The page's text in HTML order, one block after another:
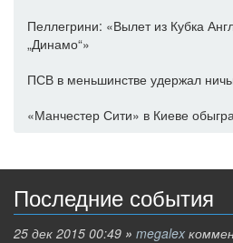
Пеллегрини: «Вылет из Кубка
„Динамо“»
ПСВ в меньшинстве удержал
«Манчестер Сити» в Киеве
Последние события
25 дек 2015 00:49 » megalex